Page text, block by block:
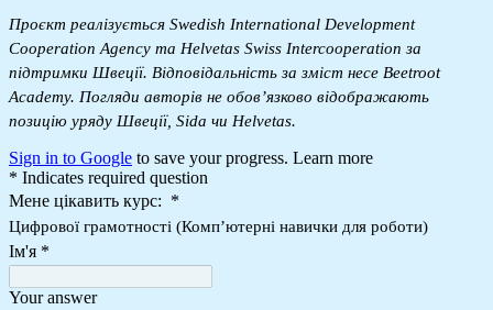
Проєкт реалізується Swedish International Development
Cooperation Agency та Helvetas Swiss Intercooperation за
підтримки Швеції. Відповідальність за зміст несе Beetroot
Academy. Погляди авторів не обов’язково відображають
позицію уряду Швеції, Sida чи Helvetas.
Sign in to Google to save your progress. Learn more
* Indicates required question
Мене цікавить курс: *
Цифрової грамотності (Компʼютерні навички для роботи)
Ім'я *
Your answer